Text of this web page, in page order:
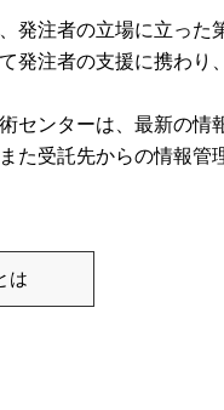
発注者の立場に立った
発注者の支援に携わ
センターは、最新の
た受託先からの情報
は